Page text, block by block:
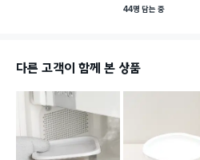
44명 담는 중
다른 고객이 함께 본 상품